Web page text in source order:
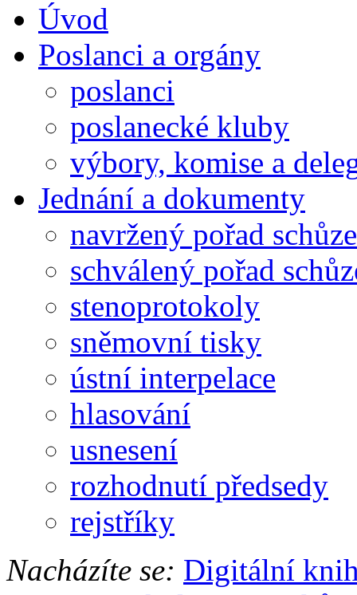
Úvod
Poslanci a orgány
poslanci
poslanecké kluby
výbory, komise a
Jednání a dokumenty
navržený pořad schůze
schválený pořad
stenoprotokoly
sněmovní tisky
ústní interpelace
hlasování
usnesení
rozhodnutí předsedy
rejstříky
Nacházíte se: Digitální